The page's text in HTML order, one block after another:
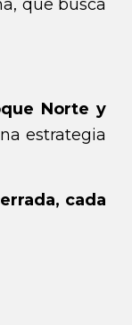
que busca
Norte y
estrategia
cada